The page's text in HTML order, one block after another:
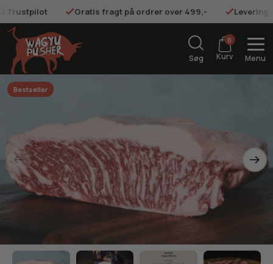
Trustpilot Gratis fragt på ordrer over 499,- Levering
Søg
0
Kurv Menu
Bestseller